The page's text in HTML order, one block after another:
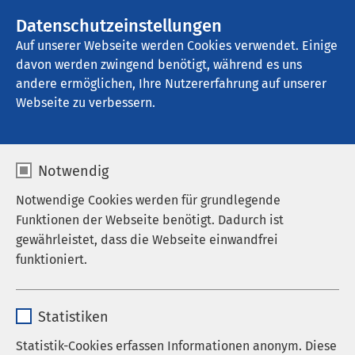
Datenschutzeinstellungen
Auf unserer Webseite werden Cookies verwendet. Einige
davon werden zwingend benötigt, während es uns
andere ermöglichen, Ihre Nutzererfahrung auf unserer
Webseite zu verbessern.
Notwendig
Notwendige Cookies werden für grundlegende
Funktionen der Webseite benötigt. Dadurch ist
gewährleistet, dass die Webseite einwandfrei
funktioniert.
Anbieter sgalinski
Statistiken
Statistik-Cookies erfassen Informationen anonym. Diese
AMEOS Pflege Heiligenhafen
Datenschutz
Hinweise zum Datenschutz
der AMEOS Gruppe
1. Datenschutz